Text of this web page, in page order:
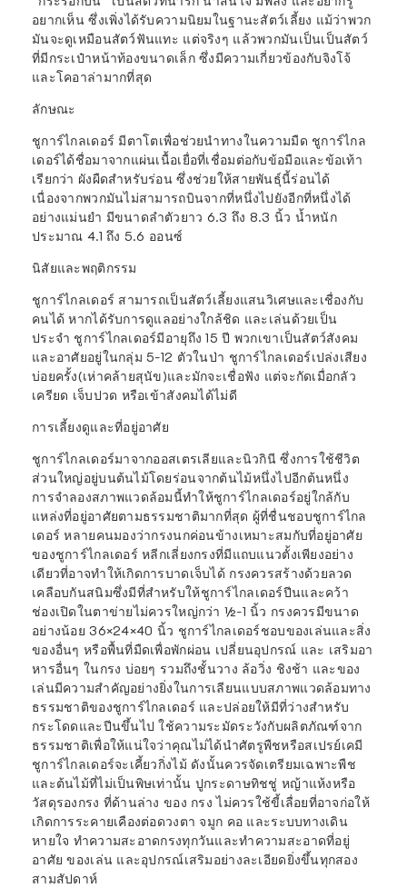
อยากเห็น ซึ่งเพิ่งได้รับความนิยมในฐานะสัตว์เลี้ยง แม้ว่าพวก
มันจะดูเหมือนสัตว์ฟันแทะ แต่จริงๆ แล้วพวกมันเป็นเป็นสัตว์
ที่มีกระเป๋าหน้าท้องขนาดเล็ก ซึ่งมีความเกี่ยวข้องกับจิงโจ้
และโคอาล่ามากที่สุด
ลักษณะ
ชูการ์ไกลเดอร์ มีตาโตเพื่อช่วยนำทางในความมืด ชูการ์ไกล
เดอร์ได้ชื่อมาจากแผ่นเนื้อเยื่อที่เชื่อมต่อกับข้อมือและข้อเท้า
เรียกว่า ผังผืดสำหรับร่อน ซึ่งช่วยให้สายพันธุ์นี้ร่อนได้
เนื่องจากพวกมันไม่สามารถบินจากที่หนึ่งไปยังอีกที่หนึ่งได้
อย่างแม่นยำ มีขนาดลำตัวยาว 6.3 ถึง 8.3 นิ้ว น้ำหนัก
ประมาณ 4.1 ถึง 5.6 ออนซ์
นิสัยและพฤติกรรม
ชูการ์ไกลเดอร์ สามารถเป็นสัตว์เลี้ยงแสนวิเศษและเชื่องกับ
คนได้ หากได้รับการดูแลอย่างใกล้ชิด และเล่นด้วยเป็น
ประจำ ชูการ์ไกลเดอร์มีอายุถึง 15 ปี พวกเขาเป็นสัตว์สังคม
และอาศัยอยู่ในกลุ่ม 5-12 ตัวในป่า ชูการ์ไกลเดอร์เปล่งเสียง
บ่อยครั้ง(เห่าคล้ายสุนัข)และมักจะเชื่อฟัง แต่จะกัดเมื่อกลัว
เครียด เจ็บปวด หรือเข้าสังคมได้ไม่ดี
การเลี้ยงดูและที่อยู่อาศัย
ชูการ์ไกลเดอร์มาจากออสเตรเลียและนิวกินี ซึ่งการใช้ชีวิต
ส่วนใหญ่อยู่บนต้นไม้โดยร่อนจากต้นไม้หนึ่งไปอีกต้นหนึ่ง
การจำลองสภาพแวดล้อมนี้ทำให้ชูการ์ไกลเดอร์อยู่ใกล้กับ
แหล่งที่อยู่อาศัยตามธรรมชาติมากที่สุด ผู้ที่ชื่นชอบชูการ์ไกล
เดอร์ หลายคนมองว่ากรงนกค่อนข้างเหมาะสมกับที่อยู่อาศัย
ของชูการ์ไกลเดอร์ หลีกเลี่ยงกรงที่มีแถบแนวตั้งเพียงอย่าง
เดียวที่อาจทำให้เกิดการบาดเจ็บได้ กรงควรสร้างด้วยลวด
เคลือบกันสนิมซึ่งมีที่สำหรับให้ชูการ์ไกลเดอร์ปีนและคว้า
ช่องเปิดในตาข่ายไม่ควรใหญ่กว่า ½-1 นิ้ว กรงควรมีขนาด
อย่างน้อย 36×24×40 นิ้ว ชูการ์ไกลเดอร์ชอบของเล่นและสิ่ง
ของอื่นๆ หรือพื้นที่มืดเพื่อพักผ่อน เปลี่ยนอุปกรณ์ และ เสริมอา
หารอื่นๆ ในกรง บ่อยๆ รวมถึงชั้นวาง ล้อวิ่ง ชิงช้า และของ
เล่นมีความสำคัญอย่างยิ่งในการเลียนแบบสภาพแวดล้อมทาง
ธรรมชาติของชูการ์ไกลเดอร์ และปล่อยให้มีที่ว่างสำหรับ
กระโดดและปีนขึ้นไป ใช้ความระมัดระวังกับผลิตภัณฑ์จาก
ธรรมชาติเพื่อให้แน่ใจว่าคุณไม่ได้นำศัตรูพืชหรือสเปรย์เคมี
ชูการ์ไกลเดอร์จะเคี้ยวกิ่งไม้ ดังนั้นควรจัดเตรียมเฉพาะพืช
และต้นไม้ที่ไม่เป็นพิษเท่านั้น ปูกระดาษทิชชู่ หญ้าแห้งหรือ
วัสดุรองกรง ที่ด้านล่าง ของ กรง ไม่ควรใช้ขี้เลื่อยที่อาจก่อให้
เกิดการระคายเคืองต่อดวงตา จมูก คอ และระบบทางเดิน
หายใจ ทำความสะอาดกรงทุกวันและทำความสะอาดที่อยู่
อาศัย ของเล่น และอุปกรณ์เสริมอย่างละเอียดยิ่งขึ้นทุกสอง
สามสัปดาห์